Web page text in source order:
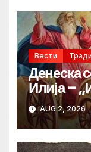
Вести
Денеска
Илија –
AUG 2, 2026